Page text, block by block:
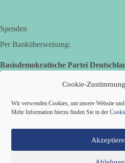
Cookie-
Wir verwenden Cookies, um unsere Website
Mehr Information hierzu finden Sie in der
Spenden
Per Banküberweisung:
Basisdemokratische Partei
Landesverband Nordrhein-Westfalen
IBAN: DE14 3005 0110 1008 4913 08
(es kann zu Fehlermeldungen
Auswirkungen haben.)